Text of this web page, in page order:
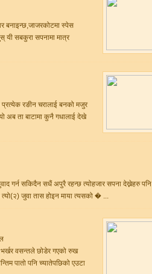
बनाइन्छ,जाजरकोटमा स्पेस
सबकुरा सपनामा मात्र
रङीन चरालाई बनको मजुर
अब ता बाटामा कुनै गधालाई देखे
गर्न सकिदैन सधैं अपुरै रहन्छ त्योहजार सपना देख्नेहरु पनि
जुवा तास होइन माया त्यसको � ...
वसन्तले छोडेर गएको रुख
पातो पनि च्यातेपछिको एउटा